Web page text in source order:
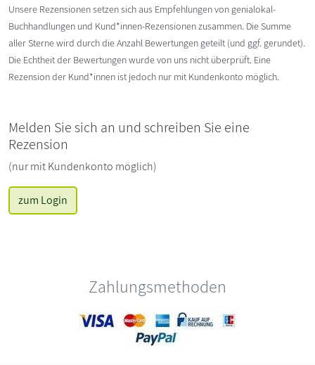
Unsere Rezensionen setzen sich aus Empfehlungen von genialokal-
Buchhandlungen und Kund*innen-Rezensionen zusammen. Die Summe
aller Sterne wird durch die Anzahl Bewertungen geteilt (und ggf. gerundet).
Die Echtheit der Bewertungen wurde von uns nicht überprüft. Eine
Rezension der Kund*innen ist jedoch nur mit Kundenkonto möglich.
Melden Sie sich an und schreiben Sie eine
Rezension
(nur mit Kundenkonto möglich)
zum Login
Zahlungsmethoden